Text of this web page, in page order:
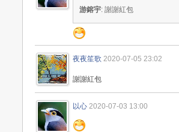
游鎔宇: 謝謝紅包
夜夜笙歌 2020-07-05 23:02
謝謝紅包
以心 2020-07-03 13:00